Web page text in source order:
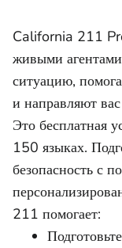
California 211
живыми
ситуацию,
и направляют
Это бесплатная
150 языках.
безопасность с
211 помогает: